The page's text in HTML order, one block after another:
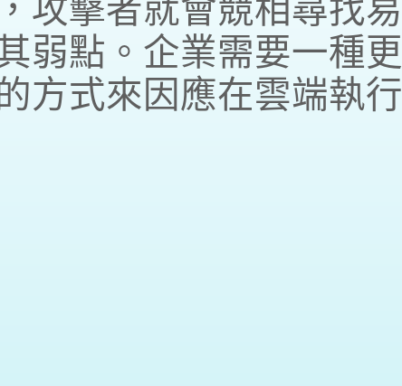
攻擊者就會競相尋找易
弱點。企業需要一種更
方式來因應在雲端執行